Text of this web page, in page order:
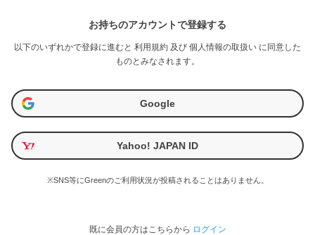
お持ちのアカウントで登録する
以下のいずれかで登録に進むと 利用規約 及び 個人情報の取扱い に同意した
ものとみなされます。
Google
Yahoo! JAPAN ID
※SNS等にGreenのご利用状況が投稿されることはありません。
既に会員の方はこちらから ログイン